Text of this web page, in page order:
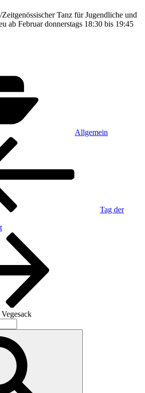
Tanz für Jugendliche und
ab Februar donnerstags 18:30 bis 19:45
Allgemein
Tag der